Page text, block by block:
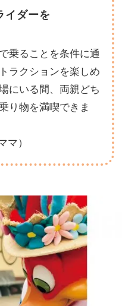
イダーを
乗ることを条件に通
ラクションを楽しめ
にいる間、両親どち
り物を満喫できま
マ）